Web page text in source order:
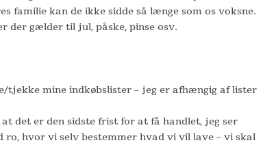
familie kan de ikke sidde så længe som os voksne.
der gælder til jul, påske, pinse osv.
tjekke mine indkøbslister – jeg er afhængig af lister
det er den sidste frist for at få handlet, jeg ser
ro, hvor vi selv bestemmer hvad vi vil lave – vi skal